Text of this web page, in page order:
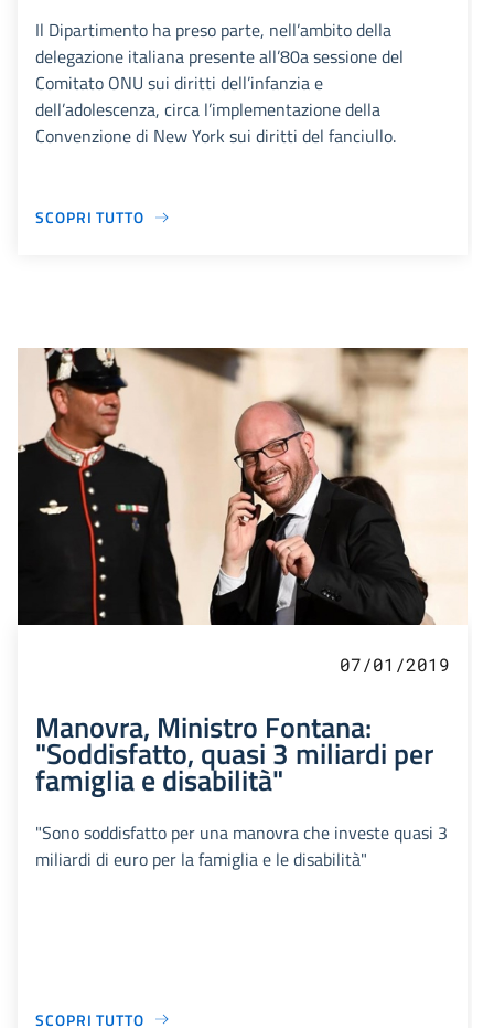
Il Dipartimento ha preso parte, nell’ambito della
delegazione italiana presente all’80a sessione del
Comitato ONU sui diritti dell’infanzia e
dell’adolescenza, circa l’implementazione della
Convenzione di New York sui diritti del fanciullo.
SCOPRI TUTTO
07/01/2019
Manovra, Ministro Fontana:
"Soddisfatto, quasi 3 miliardi per
famiglia e disabilità"
"Sono soddisfatto per una manovra che investe quasi 3
miliardi di euro per la famiglia e le disabilità"
SCOPRI TUTTO